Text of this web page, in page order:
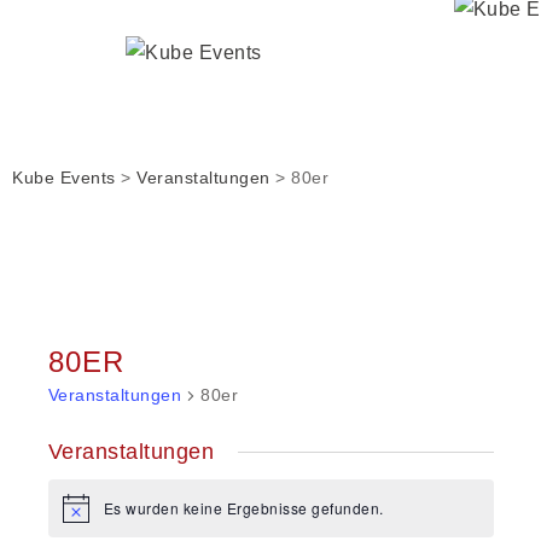
Kube Events > Veranstaltungen > 80er
80ER
Veranstaltungen 80er
Veranstaltungen
HinweisEs wurden keine Ergebnisse gefunden.